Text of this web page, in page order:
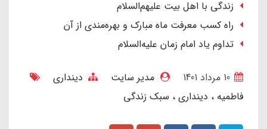
زندگی با اهل بیت علیهم‌السلام
راه کسب معرفت ماه مبارک و بهره‌مندی از آن
تداوم یاد امام زمان علیه‌السلام
مدیر سایت
دینداری
فاطمیه
دینداری سبک زندگی